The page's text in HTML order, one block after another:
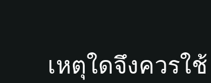
เหตุใดจึงควรใ